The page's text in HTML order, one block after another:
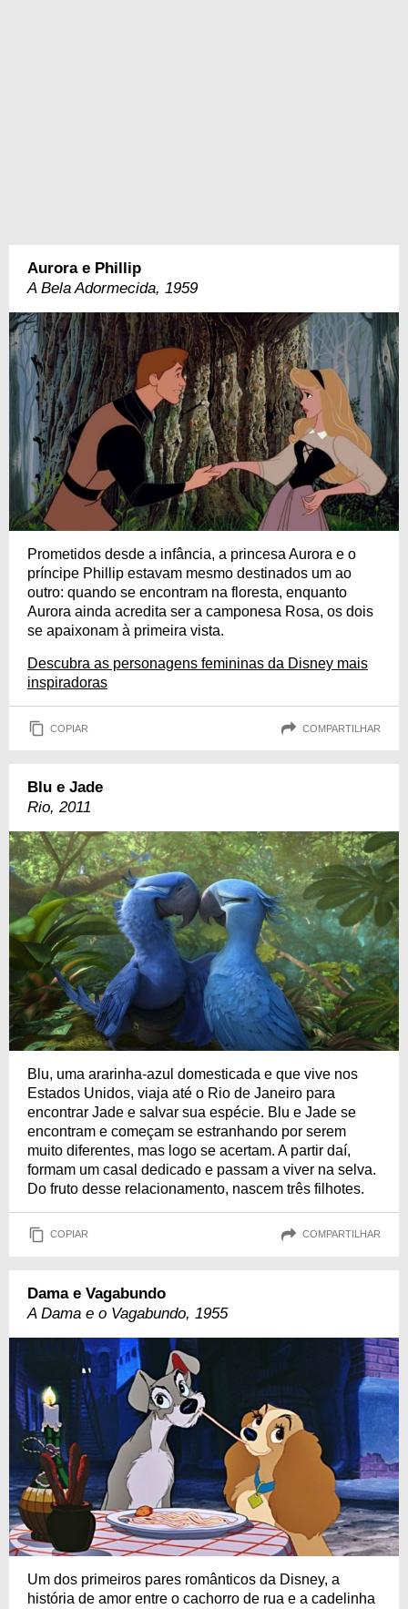
Aurora e Phillip
A Bela Adormecida, 1959
Prometidos desde a infância, a princesa Aurora e o
príncipe Phillip estavam mesmo destinados um ao
outro: quando se encontram na floresta, enquanto
Aurora ainda acredita ser a camponesa Rosa, os dois
se apaixonam à primeira vista.
Descubra as personagens femininas da Disney mais
inspiradoras
COPIAR COMPARTILHAR
Blu e Jade
Rio, 2011
Blu, uma ararinha-azul domesticada e que vive nos
Estados Unidos, viaja até o Rio de Janeiro para
encontrar Jade e salvar sua espécie. Blu e Jade se
encontram e começam se estranhando por serem
muito diferentes, mas logo se acertam. A partir daí,
formam um casal dedicado e passam a viver na selva.
Do fruto desse relacionamento, nascem três filhotes.
COPIAR COMPARTILHAR
Dama e Vagabundo
A Dama e o Vagabundo, 1955
Um dos primeiros pares românticos da Disney, a
história de amor entre o cachorro de rua e a cadelinha